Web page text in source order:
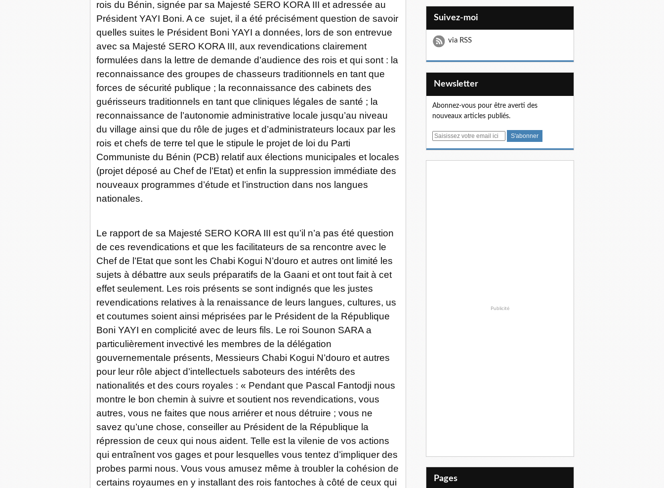
rois du Bénin, signée par sa Majesté SERO KORA III et adressée au
Président YAYI Boni. A ce sujet, il a été précisément question de savoir
quelles suites le Président Boni YAYI a données, lors de son entrevue
avec sa Majesté SERO KORA III, aux revendications clairement
formulées dans la lettre de demande d’audience des rois et qui sont : la
reconnaissance des groupes de chasseurs traditionnels en tant que
forces de sécurité publique ; la reconnaissance des cabinets des
guérisseurs traditionnels en tant que cliniques légales de santé ; la
reconnaissance de l’autonomie administrative locale jusqu’au niveau
du village ainsi que du rôle de juges et d’administrateurs locaux par les
rois et chefs de terre tel que le stipule le projet de loi du Parti
Communiste du Bénin (PCB) relatif aux élections municipales et locales
(projet déposé au Chef de l’Etat) et enfin la suppression immédiate des
nouveaux programmes d’étude et l’instruction dans nos langues
nationales.
Le rapport de sa Majesté SERO KORA III est qu’il n’a pas été question
de ces revendications et que les facilitateurs de sa rencontre avec le
Chef de l’Etat que sont les Chabi Kogui N’douro et autres ont limité les
sujets à débattre aux seuls préparatifs de la Gaani et ont tout fait à cet
effet seulement. Les rois présents se sont indignés que les justes
revendications relatives à la renaissance de leurs langues, cultures, us
et coutumes soient ainsi méprisées par le Président de la République
Boni YAYI en complicité avec de leurs fils. Le roi Sounon SARA a
particulièrement invectivé les membres de la délégation
gouvernementale présents, Messieurs Chabi Kogui N’douro et autres
pour leur rôle abject d’intellectuels saboteurs des intérêts des
nationalités et des cours royales : « Pendant que Pascal Fantodji nous
montre le bon chemin à suivre et soutient nos revendications, vous
autres, vous ne faites que nous arriérer et nous détruire ; vous ne
savez qu’une chose, conseiller au Président de la République la
répression de ceux qui nous aident. Telle est la vilenie de vos actions
qui entraînent vos gages et pour lesquelles vous tentez d’impliquer des
probes parmi nous. Vous vous amusez même à troubler la cohésion de
certains royaumes en y installant des rois fantoches à côté de ceux qui
Suivez-moi
via RSS
Newsletter
Abonnez-vous pour être averti des
nouveaux articles publiés.
E
Publicité
Pages